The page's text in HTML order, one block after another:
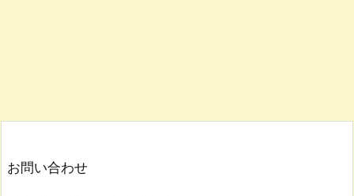
お問い合わせ